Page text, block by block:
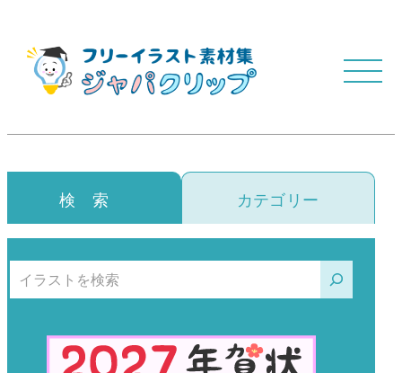
検 索 カテゴリー
検索